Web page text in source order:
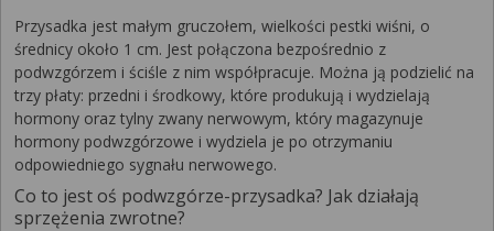
Przysadka jest małym gruczołem, wielkości pestki wiśni, o
średnicy około 1 cm. Jest połączona bezpośrednio z
podwzgórzem i ściśle z nim współpracuje. Można ją podzielić na
trzy płaty: przedni i środkowy, które produkują i wydzielają
hormony oraz tylny zwany nerwowym, który magazynuje
hormony podwzgórzowe i wydziela je po otrzymaniu
odpowiedniego sygnału nerwowego.
Co to jest oś podwzgórze-przysadka? Jak działają
sprzężenia zwrotne?